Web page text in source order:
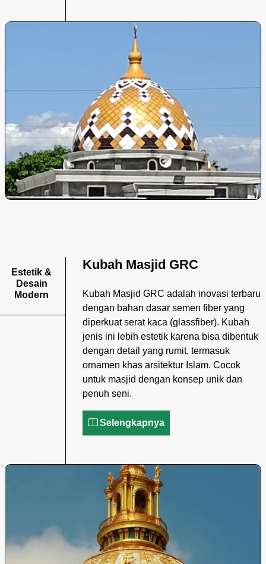
Estetik &
Desain
Modern
Kubah Masjid GRC
Kubah Masjid GRC adalah inovasi terbaru
dengan bahan dasar semen fiber yang
diperkuat serat kaca (glassfiber). Kubah
jenis ini lebih estetik karena bisa dibentuk
dengan detail yang rumit, termasuk
ornamen khas arsitektur Islam. Cocok
untuk masjid dengan konsep unik dan
penuh seni.
Selengkapnya